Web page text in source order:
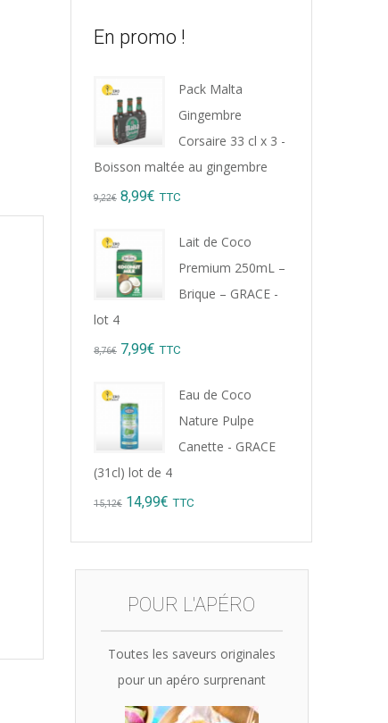
En promo !
Pack Malta
Gingembre
Corsaire 33 cl x 3 -
Boisson maltée au gingembre
9,22€ Original
was:
9,22€.
8,99€ Current
TTC
Lait de Coco
Premium 250mL –
Brique – GRACE -
lot 4
8,76€ Original
was:
8,76€.
7,99€ Current
TTC
Eau de Coco
Nature Pulpe
Canette - GRACE
(31cl) lot de 4
15,12€ Original
14,99€ Current
TTC
POUR L'APÉRO
Toutes les saveurs originales
pour un apéro surprenant